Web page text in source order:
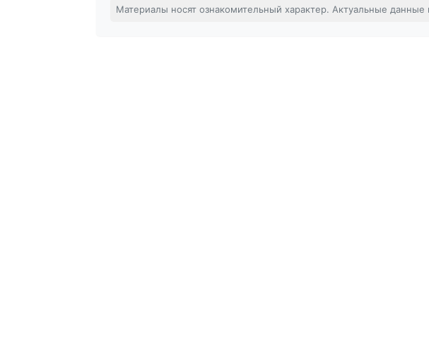
Материалы носят ознакомительный характер. Актуальные данные